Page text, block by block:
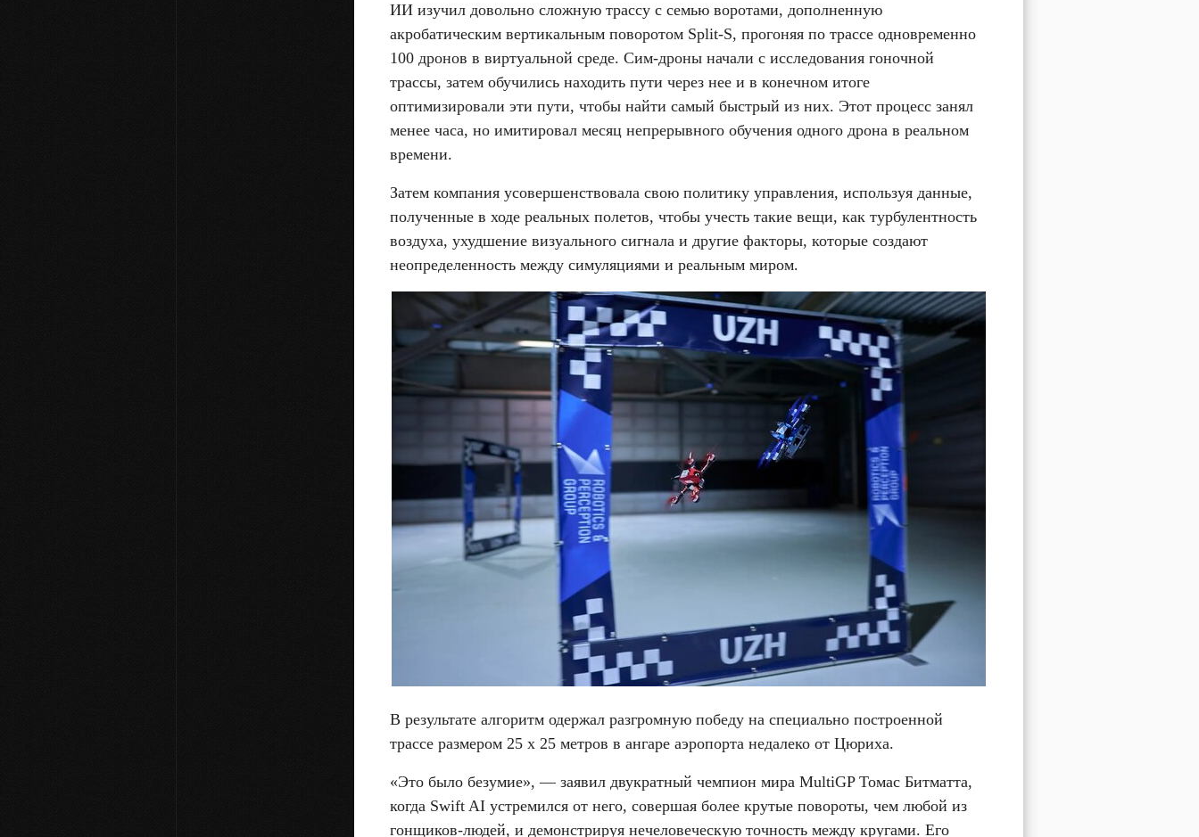
ИИ изучил довольно сложную трассу с семью воротами, дополненную
акробатическим вертикальным поворотом Split-S, прогоняя по трассе одновременно
100 дронов в виртуальной среде. Сим-дроны начали с исследования гоночной
трассы, затем обучились находить пути через нее и в конечном итоге
оптимизировали эти пути, чтобы найти самый быстрый из них. Этот процесс занял
менее часа, но имитировал месяц непрерывного обучения одного дрона в реальном
времени.
Затем компания усовершенствовала свою политику управления, используя данные,
полученные в ходе реальных полетов, чтобы учесть такие вещи, как турбулентность
воздуха, ухудшение визуального сигнала и другие факторы, которые создают
неопределенность между симуляциями и реальным миром.
В результате алгоритм одержал разгромную победу на специально построенной
трассе размером 25 х 25 метров в ангаре аэропорта недалеко от Цюриха.
«Это было безумие», — заявил двукратный чемпион мира MultiGP Томас Битматта,
когда Swift AI устремился от него, совершая более крутые повороты, чем любой из
гонщиков-людей, и демонстрируя нечеловеческую точность между кругами. Его